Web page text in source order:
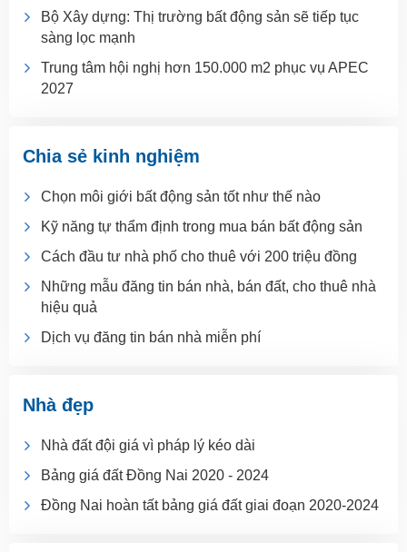
Bộ Xây dựng: Thị trường bất động sản sẽ tiếp tục
sàng lọc mạnh
Trung tâm hội nghị hơn 150.000 m2 phục vụ APEC
2027
Chia sẻ kinh nghiệm
Chọn môi giới bất động sản tốt như thế nào
Kỹ năng tự thẩm định trong mua bán bất động sản
Cách đầu tư nhà phố cho thuê với 200 triệu đồng
Những mẫu đăng tin bán nhà, bán đất, cho thuê nhà
hiệu quả
Dịch vụ đăng tin bán nhà miễn phí
Nhà đẹp
Nhà đất đội giá vì pháp lý kéo dài
Bảng giá đất Đồng Nai 2020 - 2024
Đồng Nai hoàn tất bảng giá đất giai đoạn 2020-2024